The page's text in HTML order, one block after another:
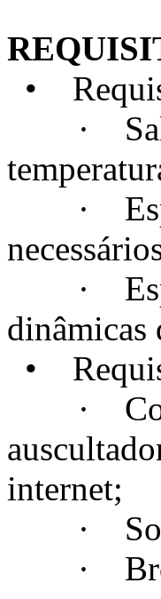
•
· Sala
·
·
dinâmicas
•
·
internet;
·
·